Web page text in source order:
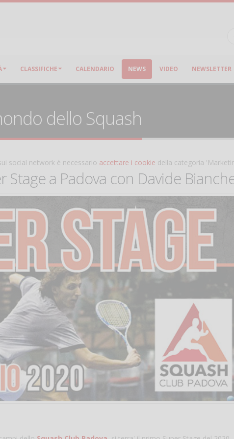
CLASSIFICHE CALENDARIO NEWS VIDEO NEWSLETTER
dello Squash
social network è necessario accettare i cookie della categoria
Stage a Padova con Davide